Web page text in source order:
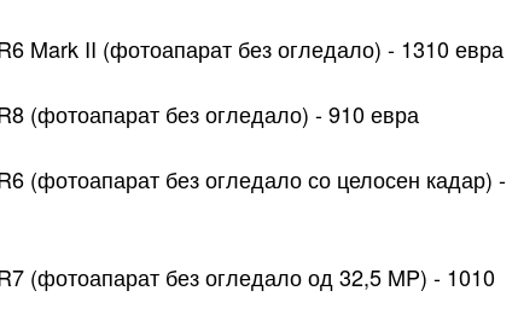
Mark II (фотоапарат без огледало) - 1310 евра
(фотоапарат без огледало) - 910 евра
(фотоапарат без огледало со целосен кадар) -
(фотоапарат без огледало од 32,5 MP) - 1010